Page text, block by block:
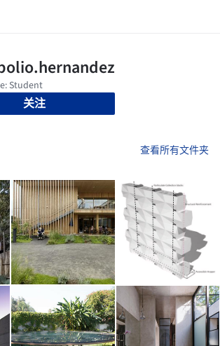
关注
查看所有文件夹